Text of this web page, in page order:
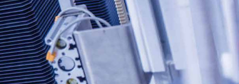
Español
Português